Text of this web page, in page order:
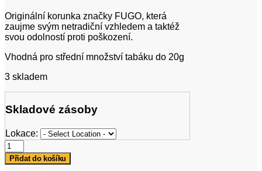
Originální korunka značky FUGO, která
zaujme svým netradiční vzhledem a taktéž
svou odolností proti poškození.
Vhodná pro střední množství tabáku do 20g
3 skladem
Skladové zásoby
Lokace:
Fugo
F4
množství
Přidat do košíku